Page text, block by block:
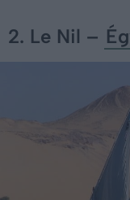
2. Le Nil –